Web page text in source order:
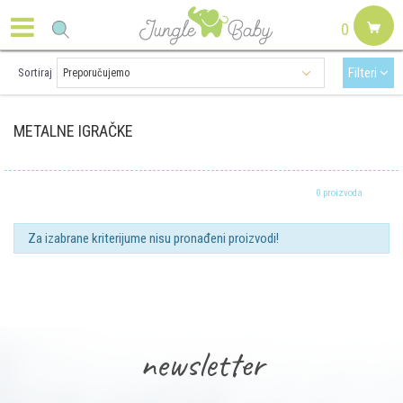
0
METALNE IGRAČKE
Sortiraj Filteri
0 proizvoda
Za izabrane kriterijume nisu pronađeni proizvodi!
newsletter